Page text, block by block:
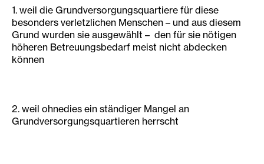
1. weil die Grundversorgungsquartiere für diese
besonders verletzlichen Menschen – und aus diesem
Grund wurden sie ausgewählt – den für sie nötigen
höheren Betreuungsbedarf meist nicht abdecken
können
2. weil ohnedies ein ständiger Mangel an
Grundversorgungsquartieren herrscht